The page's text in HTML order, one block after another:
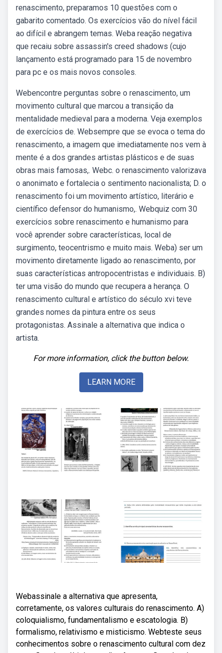
renascimento, preparamos 10 questões com o
gabarito comentado. Os exercícios vão do nível fácil
ao difícil e abrangem temas. Weba reação negativa
que recaiu sobre assassin's creed shadows (cujo
lançamento está programado para 15 de novembro
para pc e os mais novos consoles.
Webencontre perguntas sobre o renascimento, um
movimento cultural que marcou a transição da
mentalidade medieval para a moderna. Veja exemplos
de exercícios de. Web sempre que se evoca o tema do
renascimento, a imagem que imediatamente nos vem à
mente é a dos grandes artistas plásticos e de suas
obras mais famosas,. Webc. o renascimento valorizava
o anonimato e fortalecia o sentimento nacionalista; D. o
renascimento foi um movimento artístico, literário e
científico defensor do humanismo,. Webquiz com 30
exercícios sobre renascimento e humanismo para
você aprender sobre características, local de
surgimento, teocentrismo e muito mais. Weba) ser um
movimento diretamente ligado ao renascimento, por
suas características antropocentristas e individuais. B)
ter uma visão do mundo que recupera a herança. O
renascimento cultural e artístico do século xvi teve
grandes nomes da pintura entre os seus
protagonistas. Assinale a alternativa que indica o
artista.
For more information, click the button below.
LEARN MORE
Webassinale a alternativa que apresenta,
corretamente, os valores culturais do renascimento. A)
coloquialismo, fundamentalismo e escatologia. B)
formalismo, relativismo e misticismo. Webteste seus
conhecimentos sobre o renascimento cultural com dez